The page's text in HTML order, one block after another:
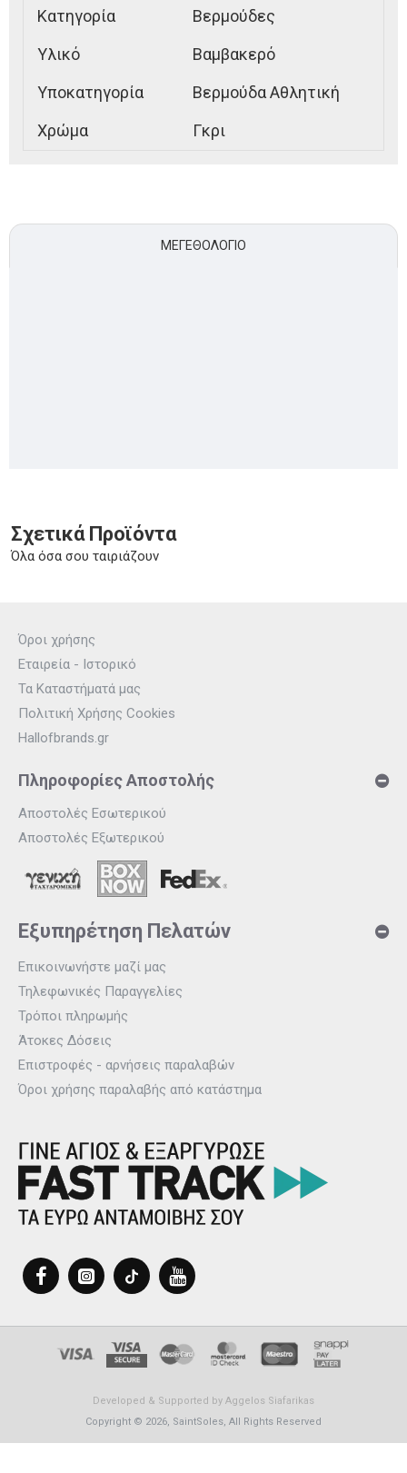
Κατηγορία
Βερμούδες
Υλικό
Βαμβακερό
Υποκατηγορία
Βερμούδα Αθλητική
Χρώμα
Γκρι
ΜΕΓΕΘΟΛΌΓΙΟ
Σχετικά Προϊόντα
Όλα όσα σου ταιριάζουν
Όροι χρήσης
Εταιρεία - Ιστορικό
Τα Καταστήματά μας
Πολιτική Χρήσης Cookies
Hallofbrands.gr
Πληροφορίες Αποστολής
Αποστολές Εσωτερικού
Αποστολές Εξωτερικού
Εξυπηρέτηση Πελατών
Επικοινωνήστε μαζί μας
Τηλεφωνικές Παραγγελίες
Τρόποι πληρωμής
Άτοκες Δόσεις
Επιστροφές - αρνήσεις παραλαβών
Όροι χρήσης παραλαβής από κατάστημα
Developed & Supported by Aggelos Siafarikas
Copyright © 2026, SaintSoles, All Rights Reserved